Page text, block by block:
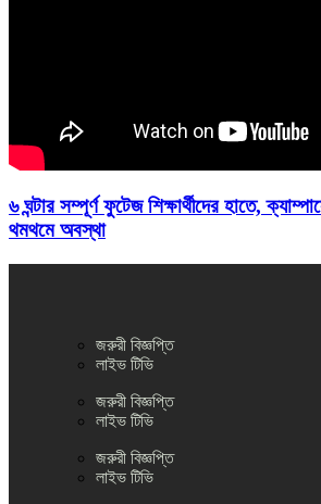
৬ ঘন্টার সম্পূর্ণ ফুটেজ শিক্ষার্থীদের হাতে,
থমথমে অবস্থা
জরুরী বিজ্ঞপ্তি
লাইভ টিভি
জরুরী বিজ্ঞপ্তি
লাইভ টিভি
জরুরী বিজ্ঞপ্তি
লাইভ টিভি